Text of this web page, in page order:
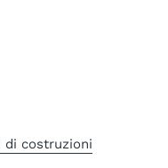
di costruzioni